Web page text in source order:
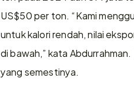
US$50 per ton. “Kami
untuk kalori rendah, nilai
di bawah,” kata
yang semestinya.